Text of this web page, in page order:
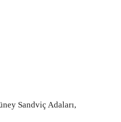
Sandviç Adaları,